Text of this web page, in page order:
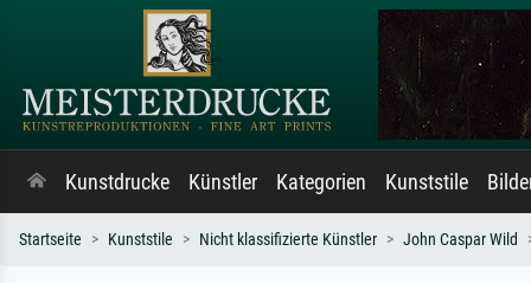
Kunstdrucke Künstler Kategorien Kunststile
Startseite Kunststile Nicht klassifizierte Künstler John Caspar Wild